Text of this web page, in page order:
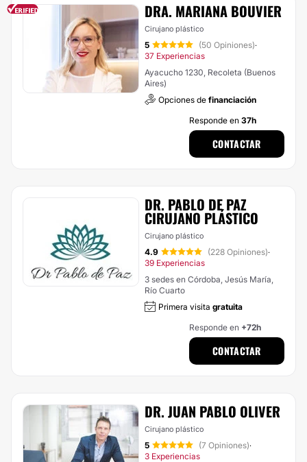
DRA. MARIANA BOUVIER
Cirujano plástico
5 (50 Opiniones)·
37 Experiencias
Ayacucho 1230, Recoleta (Buenos
Aires)
Opciones de financiación
Responde en 37h
CONTACTAR
DR. PABLO DE PAZ
CIRUJANO PLÁSTICO
Cirujano plástico
4.9 (228 Opiniones)·
39 Experiencias
3 sedes en Córdoba, Jesús María,
Río Cuarto
Primera visita gratuita
Responde en +72h
CONTACTAR
DR. JUAN PABLO OLIVER
Cirujano plástico
5 (7 Opiniones)·
3 Experiencias